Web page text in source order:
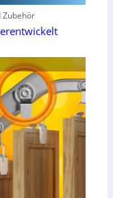
Zubehör